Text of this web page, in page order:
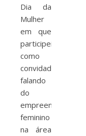
Dia da
Mulher
em que
participei
como
convidada
falando
do
empreendedorismo
feminino
na área